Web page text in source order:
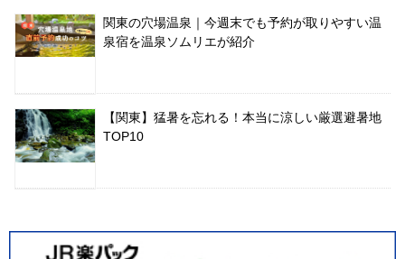
関東の穴場温泉｜今週末でも予約が取りやすい温
泉宿を温泉ソムリエが紹介
【関東】猛暑を忘れる！本当に涼しい厳選避暑地
TOP10